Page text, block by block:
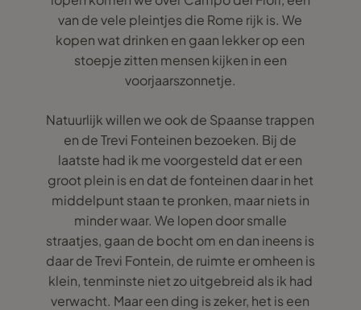
van de vele pleintjes die Rome rijk is. We
kopen wat drinken en gaan lekker op een
stoepje zitten mensen kijken in een
voorjaarszonnetje.
Natuurlijk willen we ook de Spaanse trappen
en de Trevi Fonteinen bezoeken. Bij de
laatste had ik me voorgesteld dat er een
groot plein is en dat de fonteinen daar in het
middelpunt staan te pronken, maar niets in
minder waar. We lopen door smalle
straatjes, gaan de bocht om en dan ineens is
daar de Trevi Fontein, de ruimte er omheen is
klein, tenminste niet zo uitgebreid als ik had
verwacht. Maar een ding is zeker, het is een